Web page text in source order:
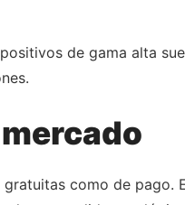
de gama alta
como de pago.